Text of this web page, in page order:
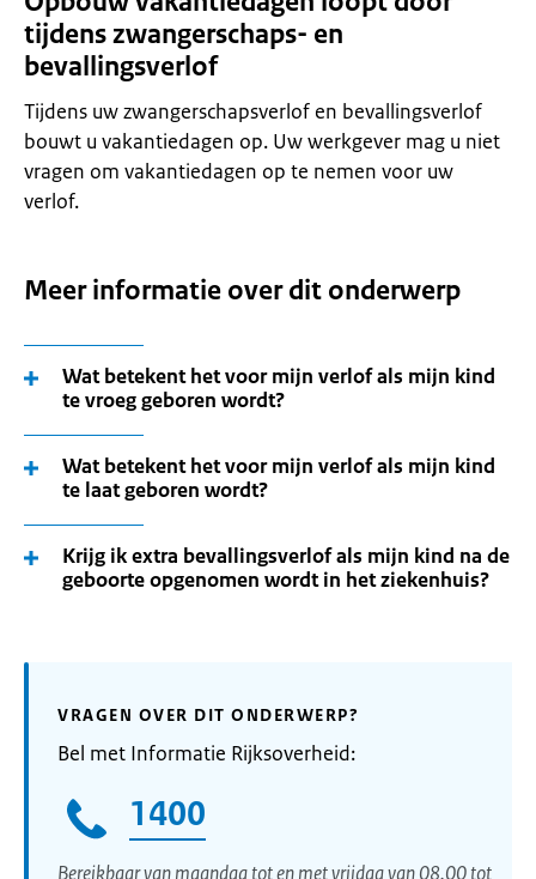
tijdens zwangerschaps- en
bevallingsverlof
Tijdens uw zwangerschapsverlof en bevallingsverlof
bouwt u vakantiedagen op. Uw werkgever mag u niet
vragen om vakantiedagen op te nemen voor uw
verlof.
Meer informatie over dit onderwerp
Wat betekent het voor mijn verlof als mijn kind
te vroeg geboren wordt?
Wat betekent het voor mijn verlof als mijn kind
te laat geboren wordt?
Krijg ik extra bevallingsverlof als mijn kind na de
geboorte opgenomen wordt in het ziekenhuis?
VRAGEN OVER DIT ONDERWERP?
Bel met Informatie Rijksoverheid:
1400
Bereikbaar van maandag tot en met vrijdag van 08.00 tot